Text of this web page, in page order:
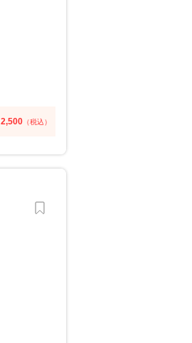
2,500 （税込）